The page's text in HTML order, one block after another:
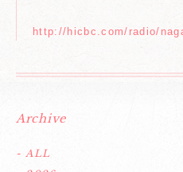
http://hicbc.com/radio/
Archive
- ALL